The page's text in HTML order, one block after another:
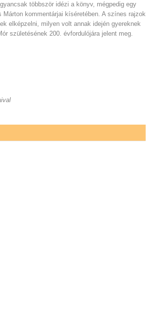
többször idézi a könyv, mégpedig egy
Márton kommentárjai kíséretében. A színes rajzok
elképzelni, milyen volt annak idején gyereknek
születésének 200. évfordulójára jelent meg.